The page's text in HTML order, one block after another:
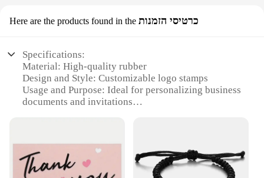
Here are the products found in the כרטיסי הזמנות
Specifications:
Material: High-quality rubber
Design and Style: Customizable logo stamps
Usage and Purpose: Ideal for personalizing business
documents and invitations
Parts and Accessories: Includes stamp pad for clear,
vibrant impressions